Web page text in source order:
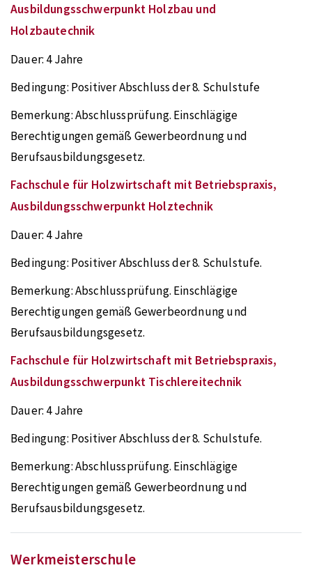
Ausbildungsschwerpunkt Holzbau und
Holzbautechnik
Dauer: 4 Jahre
Bedingung: Positiver Abschluss der 8. Schulstufe
Bemerkung:Abschlussprüfung. Einschlägige
Berechtigungen gemäß Gewerbeordnung und
Berufsausbildungsgesetz.
Fachschule für Holzwirtschaft mit Betriebspraxis,
Ausbildungsschwerpunkt Holztechnik
Dauer: 4 Jahre
Bedingung: Positiver Abschluss der 8. Schulstufe.
Bemerkung:Abschlussprüfung. Einschlägige
Berechtigungen gemäß Gewerbeordnung und
Berufsausbildungsgesetz.
Fachschule für Holzwirtschaft mit Betriebspraxis,
Ausbildungsschwerpunkt Tischlereitechnik
Dauer: 4 Jahre
Bedingung: Positiver Abschluss der 8. Schulstufe.
Bemerkung:Abschlussprüfung. Einschlägige
Berechtigungen gemäß Gewerbeordnung und
Berufsausbildungsgesetz.
Werkmeisterschule